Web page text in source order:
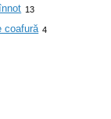
13
coafură 4